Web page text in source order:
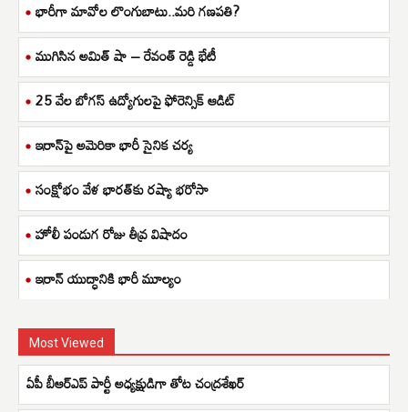
భారీగా మావోల లొంగుబాటు..మరి గణపతి?
ముగిసిన అమిత్ షా – రేవంత్ రెడ్డి భేటీ
25 వేల బోగస్ ఉద్యోగులపై ఫోరెన్సిక్ ఆడిట్
ఇరాన్‌పై అమెరికా భారీ సైనిక చర్య
సంక్షోభం వేళ భారత్‌కు రష్యా భరోసా
హోలీ పండుగ రోజు తీవ్ర విషాదం
ఇరాన్ యుద్ధానికి భారీ మూల్యం
Most Viewed
ఏపీ బీఆర్ఎప్ పార్టీ అధ్యక్షుడిగా తోట చంద్రశేఖర్